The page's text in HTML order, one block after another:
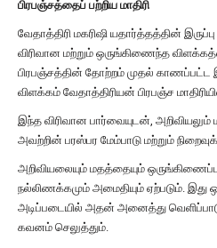
பிரபஞ்சத்தைப் பற்றிய மாதிரி
வேதாத்திரி மகரிஷி யதார்த்தத்தின்
விரிவான மற்றும் ஒருங்கிணைந்த
பிரபஞ்சத்தின் தோற்றம் முதல் காணப்பட்ட
விளக்கம் வேதாத்திரியன் பிரபஞ்ச
இந்த விரிவான பார்வையுடன்,
அவற்றின் பரஸ்பர மேம்பாடு மற்றும்
அறிவியலையும் மதத்தையும்
நல்லிணக்கமும் அமைதியும் ஏற்படும். இது
அடிப்படையில் அதன் அனைத்து
கவனம் செலுத்தும்.